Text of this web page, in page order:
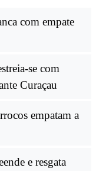
com empate
se com
Curaçau
empatam a
e resgata